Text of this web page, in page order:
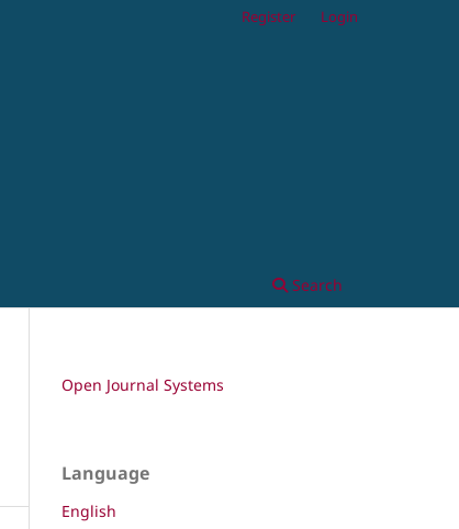
Search
Register Login
Open Journal Systems
Language
English